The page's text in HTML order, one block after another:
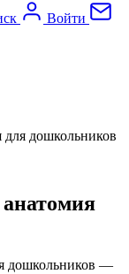
Войти
дошкольников